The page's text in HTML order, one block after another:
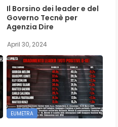
Il Borsino dei leader e del
Governo Tecnè per
Agenzia Dire
April 30, 2024
EUMETRA